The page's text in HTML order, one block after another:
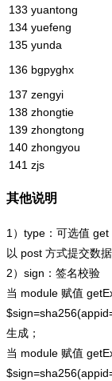
133 yuantong
134 yuefeng
135 yunda
136 bgpyghx
137 zengyi
138 zhongtie
139 zhongtong
140 zhongyou
141 zjs
其他说明
1）type：可选值
以 post 方式提交数据
2）sign：签名校验
当 module 赋值
生成；
当 module 赋值